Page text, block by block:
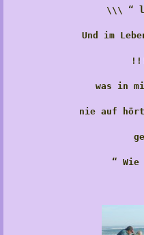
\\\ “
Und im
was in
nie auf
“